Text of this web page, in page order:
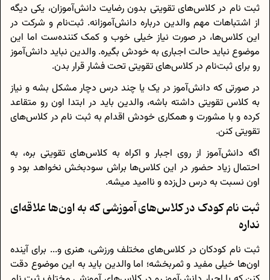
ثبت نام در کلاس‌های تقویتی بدون رضایت دانش‌آموزان، یکی دیگه
از اشتباهات مهم والدین درباره دانش‌آموزانه. ثبت‌نام و شرکت در
این کلاس‌ها، در صورت نیاز خیلی خوب و کمک کننده‌ست اما این
موضوع نباید حالت اجباری به خودش بگیره. والدین نباید دانش‌آموز
رو برای ثبت‌نام در کلاس‌های تقویتی تحت فشار قرار بدن.
در صورتی که دانش‌آموز در یک یا چند درس دچار مشکل بشه و نیاز
به کلاس تقویتی داشته باشه، والدین باید در ابتدا اون رو متقاعد
کرده و با مشورت و همکاری خودش اقدام به ثبت نام در کلاس‌های
تقویتی کنن.
اگه دانش‌آموز از روی اجبار و اکراه به کلاس‌های تقویتی بره، به
احتمال زیاد حضور در این کلاس‌ها براش سودبخش نخواهد بود و
اون نسبت به درس دل‌زده و ناامید میشه.
ثبت نام کودک در کلاس‌های آموزشی که به اون‌ها علاقه‌ای
نداره
ثبت نام کودکان در کلاس‌های مختلف ورزشی، هنری و... برای آینده
اون‌ها خیلی مفید و ثمربخشه؛ اما والدین باید به این موضوع دقت